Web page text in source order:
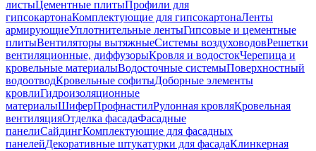
листыЦементные плитыПрофили для
гипсокартонаКомплектующие для гипсокартонаЛенты
армирующиеУплотнительные лентыГипсовые и цементные
плитыВентиляторы вытяжныеСистемы воздуховодовРешетки
вентиляционные, диффузорыКровля и водостокЧерепица и
кровельные материалыВодосточные системыПоверхностный
водоотводКровельные софитыДоборные элементы
кровлиГидроизоляционные
материалыШиферПрофнастилРулонная кровляКровельная
вентиляцияОтделка фасадаФасадные
панелиСайдингКомплектующие для фасадных
панелейДекоративные штукатурки для фасадаКлинкерная